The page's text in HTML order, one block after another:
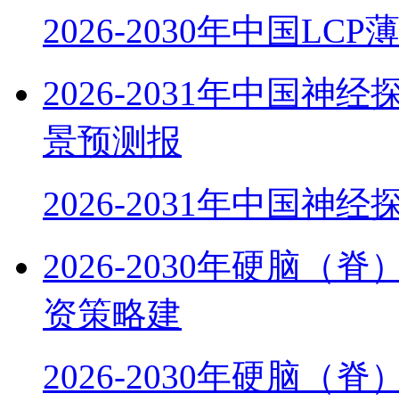
2026-2030年中国LCP
2026-2031年中国神经
景预测报
2026-2031年中国神经
2026-2030年硬脑（脊
资策略建
2026-2030年硬脑（脊